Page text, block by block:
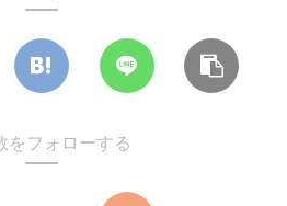
をフォローする